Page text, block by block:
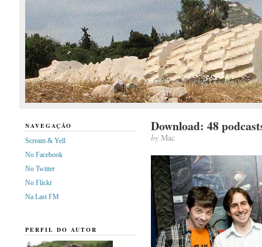
Download: 48
byMac
NAVEGAÇÃO
Scream & Yell
No Facebook
No Twitter
No Flickr
Na Last FM
PERFIL DO AUTOR